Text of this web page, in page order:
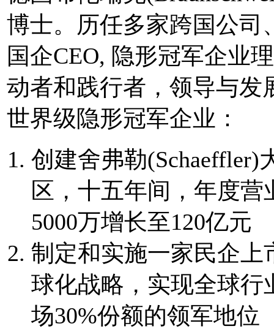
博士。历任多家跨国公司
国企CEO, 隐形冠军企业
动者和践行者，领导与发
世界级隐形冠军企业：
创建舍弗勒(Schaeffler)
区，十五年间，年度营
5000万增长至120亿元
制定和实施一家民企上
球化战略，实现全球行
场30%份额的领军地位